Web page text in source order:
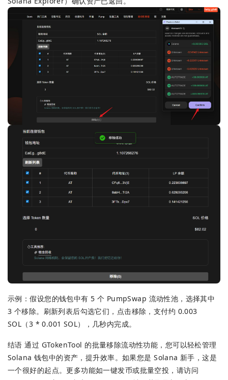
示例：假设您的钱包中有 5 个 PumpSwap 流动性池，选择其中
3 个移除。刷新列表后勾选它们，点击移除，支付约 0.003
SOL（3 * 0.001 SOL），几秒内完成。
结语 通过 GTokenTool 的批量移除流动性功能，您可以轻松管理
Solana 钱包中的资产，提升效率。如果您是 Solana 新手，这是
一个很好的起点。更多功能如一键发币或批量空投，请访问